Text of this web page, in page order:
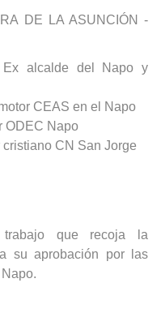
DE LA ASUNCIÓN -
Ex alcalde del Napo y
CEAS en el Napo
ODEC Napo
CN San Jorge
trabajo que recoja la
su aprobación por las